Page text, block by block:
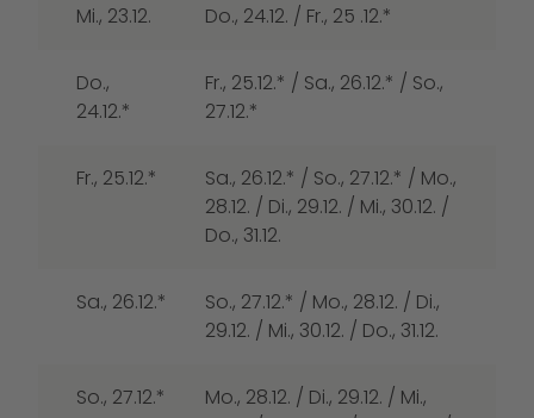
Mi., 23.12. Do., 24.12. / Fr., 25 .12.*
Do.,
24.12.*
Fr., 25.12.* / Sa., 26.12.* / So.,
27.12.*
Fr., 25.12.*
Sa., 26.12.* / So., 27.12.* / Mo.,
28.12. / Di., 29.12. / Mi., 30.12. /
Do., 31.12.
Sa., 26.12.*
So., 27.12.* / Mo., 28.12. / Di.,
29.12. / Mi., 30.12. / Do., 31.12.
So., 27.12.*
Mo., 28.12. / Di., 29.12. / Mi.,